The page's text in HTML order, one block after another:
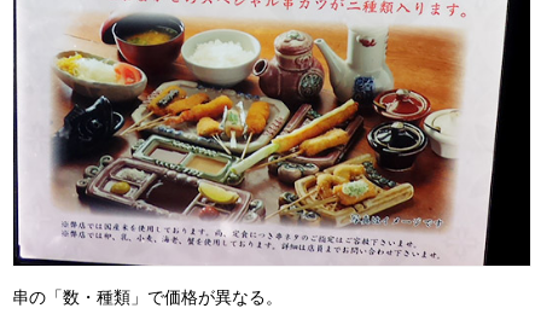
串の「数・種類」で価格が異なる。